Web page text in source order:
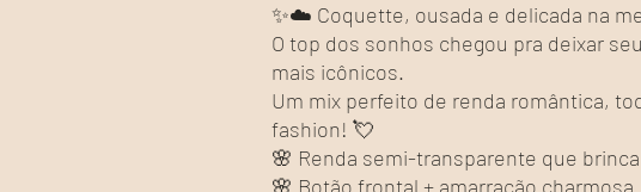
✨☁️ Coquette, ousada e delicada na
O top dos sonhos chegou pra deixar
mais icônicos.
Um mix perfeito de renda romântica,
fashion! 💘
🌸 Renda semi-transparente que
🌸 Botão frontal + amarração charmosa